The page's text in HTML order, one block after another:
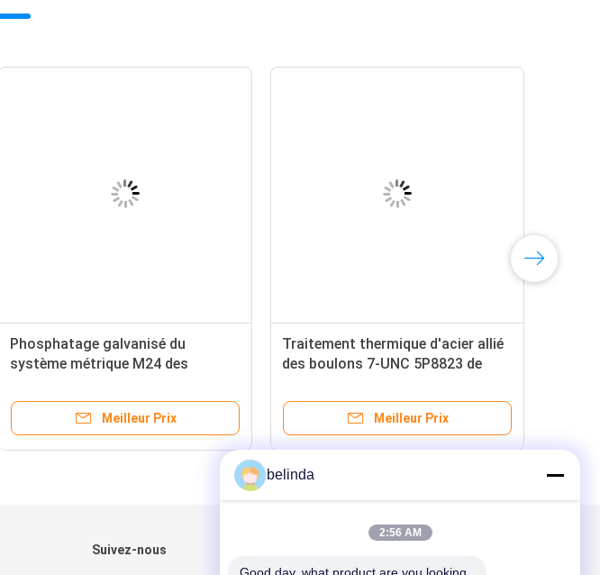
Phosphatage galvanisé du
système métrique M24 des
Meilleur Prix
Traitement thermique d'acier allié
des boulons 7-UNC 5P8823 de
Meilleur Prix
Suivez-nous
belinda
2:56 AM